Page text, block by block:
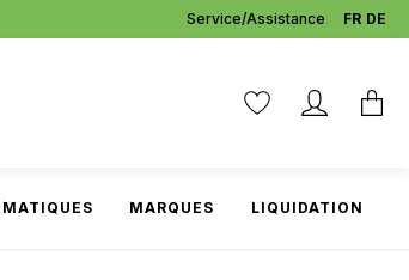
Service/Assistance DE
FR
MARQUES LIQUIDATION